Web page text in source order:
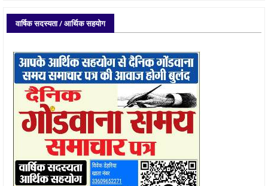
वार्षिक सदस्यता / आर्थिक सहयोग